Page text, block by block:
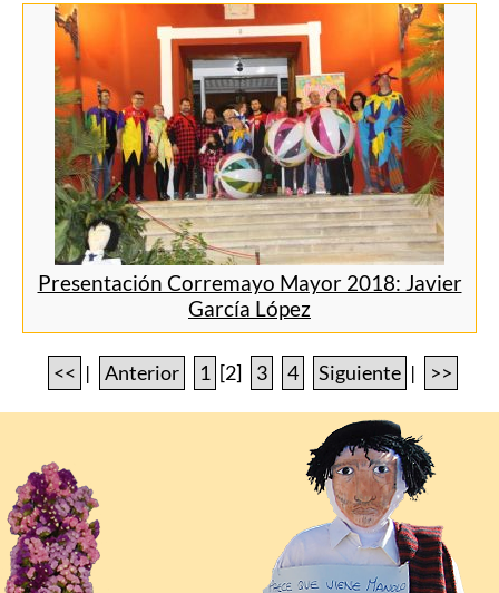
Presentación Corremayo Mayor 2018: Javier
García López
<< | Anterior 1 [2] 3 4 Siguiente | >>